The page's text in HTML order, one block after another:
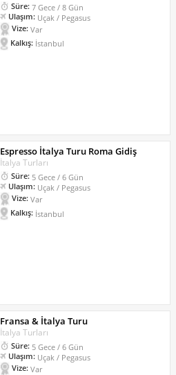
Süre: 7 Gece / 8 Gün
Ulaşım: Uçak / Pegasus
Vize: Var
Kalkış: İstanbul
Espresso İtalya Turu Roma Gidiş
İtalya Turları
Süre: 5 Gece / 6 Gün
Ulaşım: Uçak / Pegasus
Vize: Var
Kalkış: İstanbul
Fransa & İtalya Turu
İtalya Turları
Süre: 5 Gece / 6 Gün
Ulaşım: Uçak / Pegasus
Vize: Var